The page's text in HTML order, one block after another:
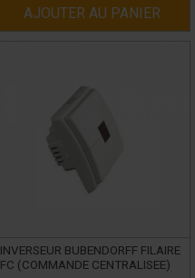
AJOUTER AU PANIER
INVERSEUR BUBENDORFF FILAIRE
FC (COMMANDE CENTRALISEE)